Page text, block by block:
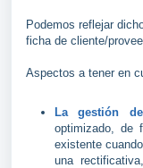
Podemos reflejar
ficha de cliente/
Aspectos a tener en
La gestión
optimizado, de
existente
una